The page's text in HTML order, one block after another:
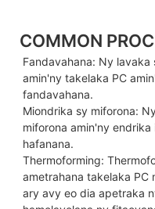
COMMON
Fandavahana: Ny
amin'ny takelaka PC
fandavahana.
Miondrika sy miforona:
miforona amin'ny
hafanana.
Thermoforming:
ametrahana takelaka PC
ary avy eo dia apetraka